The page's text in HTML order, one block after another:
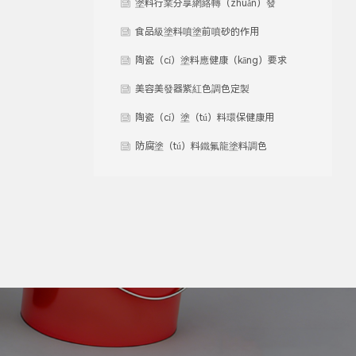
塗料行業分享網絡轉（zhuǎn）發
食品級塗料噴塗前噴砂的作用
（yòng）是？
陶瓷（cí）塗料應健康（kāng）要求
（qiú）研發（fā）
美容美發器紫紅色調色定製
陶瓷（cí）塗（tú）料環保健康用
（yòng）於小家電表麵處理不粘易清
防腐塗（tú）料鐵氟龍塗料調色